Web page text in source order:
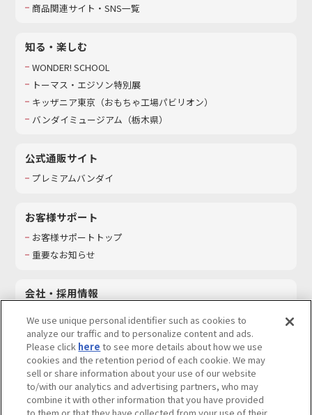
商品関連サイト・SNS一覧
知る・楽しむ
WONDER! SCHOOL
トーマス・エジソン特別展
キッザニア東京（おもちゃ工場パビリオン）​
バンダイミュージアム（栃木県）
公式通販サイト
プレミアムバンダイ
お客様サポート
お客様サポートトップ
重要なお知らせ
会社・採用情報
採用情報
サステナビリティ
お問い合わせ
We use unique personal identifier such as cookies to
analyze our traffic and to personalize content and ads.
Please click here to see more details about how we use
cookies and the retention period of each cookie. We may
sell or share information about your use of our website
to/with our analytics and advertising partners, who may
combine it with other information that you have provided